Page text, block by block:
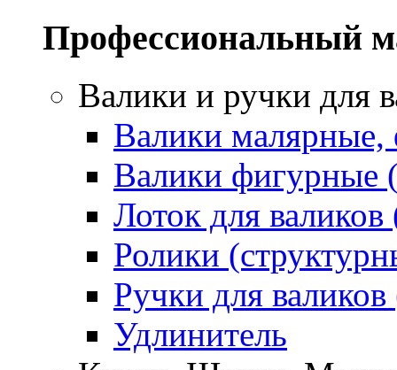
Профессиональный
Валики и ручки для
Валики малярные,
Валики фигурные
Лоток для
Ролики
Ручки для
Удлинитель